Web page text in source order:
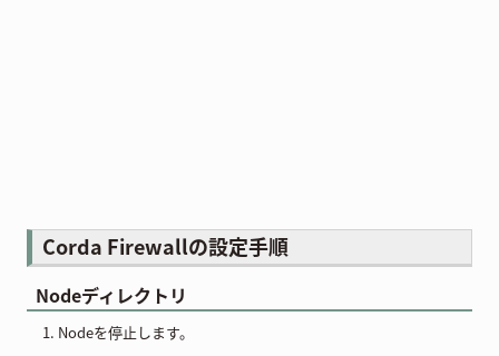
Corda Firewallの設定手順
Nodeディレクトリ
Nodeを停止します。